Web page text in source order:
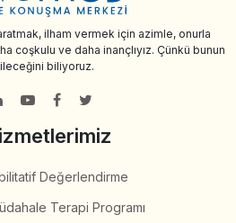
ilham vermek için azimle, onurla
coşkulu ve daha inançlıyız. Çünkü bunun
biliyoruz.
Değerlendirme
Terapi Programı